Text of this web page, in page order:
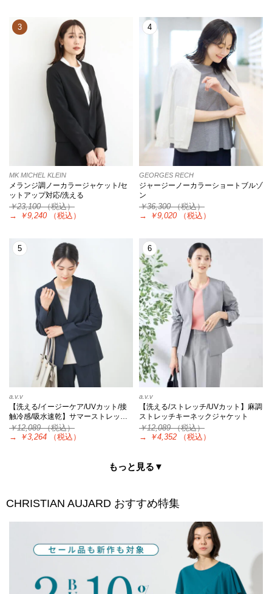
3
MK MICHEL KLEIN
メランジ調ノーカラージャケット/セ
ットアップ対応/洗える
￥23,100（税込）
→
￥9,240 （税込）
4
GEORGES RECH
ジャージーノーカラーショートブルゾ
ン
￥36,300（税込）
→
￥9,020 （税込）
5
a.v.v
【洗える/イージーケア/UVカット/接
触冷感/吸水速乾】サマーストレッ…
￥12,089（税込）
→
￥3,264 （税込）
6
a.v.v
【洗える/ストレッチ/UVカット】麻調
ストレッチキーネックジャケット
￥12,089（税込）
→
￥4,352 （税込）
もっと見る▼
CHRISTIAN AUJARD おすすめ特集